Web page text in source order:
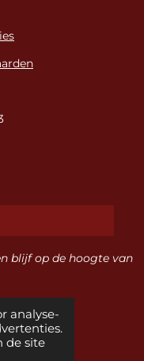
analyse-
de site
blijf op de hoogte van